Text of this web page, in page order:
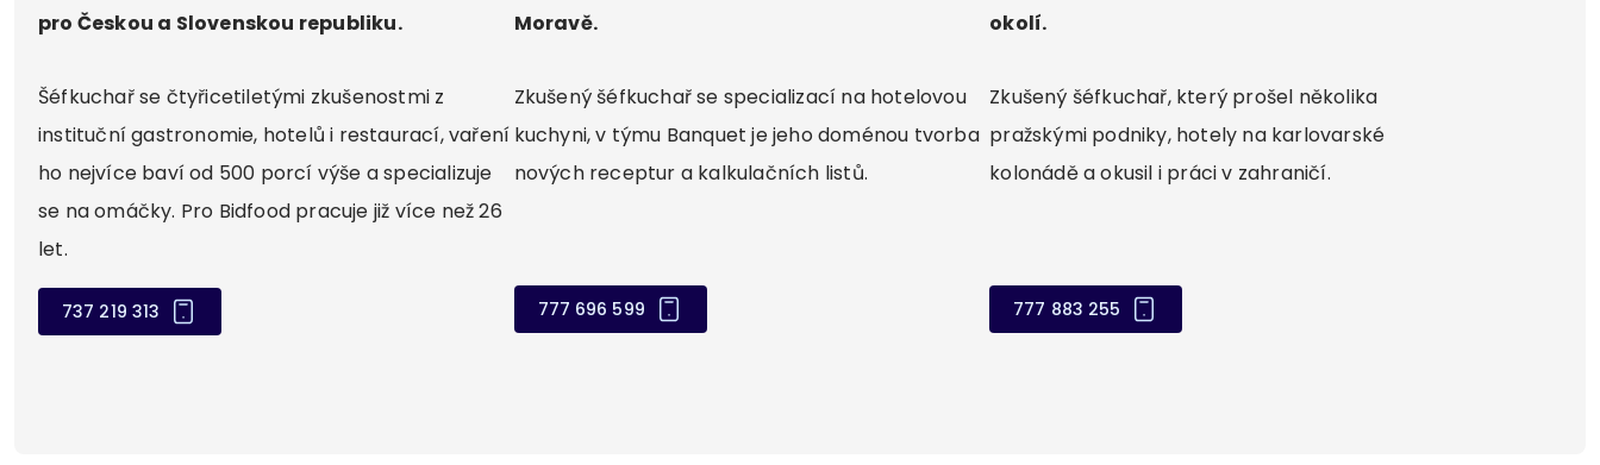
pro Českou a Slovenskou republiku.
Šéfkuchař se čtyřicetiletými zkušenostmi z
instituční gastronomie, hotelů i restaurací, vaření
ho nejvíce baví od 500 porcí výše a specializuje
se na omáčky. Pro Bidfood pracuje již více než 26
let.
737 219 313
Moravě.
Zkušený šéfkuchař se specializací na hotelovou
kuchyni, v týmu Banquet je jeho doménou tvorba
nových receptur a kalkulačních listů.
777 696 599
okolí.
Zkušený šéfkuchař, který prošel několika
pražskými podniky, hotely na karlovarské
kolonádě a okusil i práci v zahraničí.
777 883 255